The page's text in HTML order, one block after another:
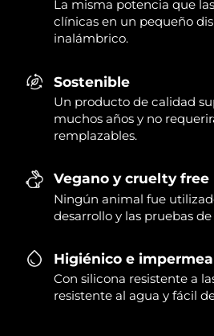
La misma potencia que
clínicas en un pequeño
inalámbrico.
Sostenible
Un producto de calidad
muchos años y no
remplazables.
Vegano y cruelty free
Ningún animal fue
desarrollo y las pruebas
Higiénico e
Con silicona resistente a
resistente al agua y fácil